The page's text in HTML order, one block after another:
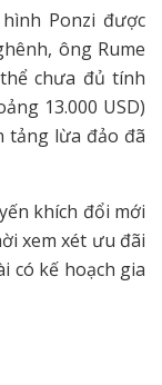
Ponzi được
ông Rume
chưa đủ tính
13.000 USD)
tảng lừa đảo đã
khích đổi mới
xem xét ưu đãi
có kế hoạch gia